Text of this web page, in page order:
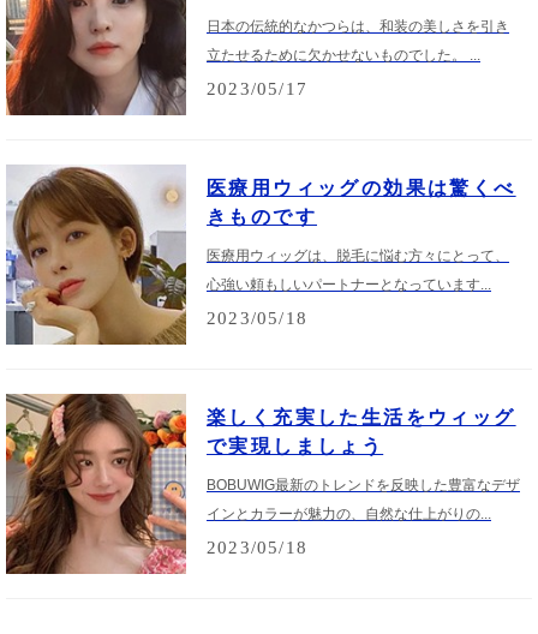
日本の伝統的なかつらは、和装の美しさを引き
立たせるために欠かせないものでした。 ...
2023/05/17
医療用ウィッグの効果は驚くべ
きものです
医療用ウィッグは、脱毛に悩む方々にとって、
心強い頼もしいパートナーとなっています...
2023/05/18
楽しく充実した生活をウィッグ
で実現しましょう
BOBUWIG最新のトレンドを反映した豊富なデザ
インとカラーが魅力の、自然な仕上がりの...
2023/05/18